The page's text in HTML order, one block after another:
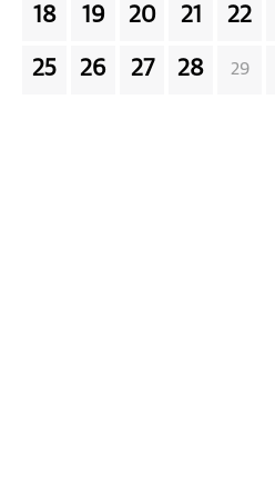
18 19 20 21 22
25 26 27 28 29